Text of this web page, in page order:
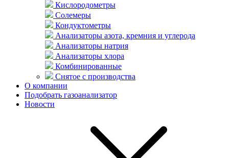
Кислородометры
Солемеры
Кондуктометры
Анализаторы азота, кремния и углерода
Анализаторы натрия
Анализаторы хлора
Комбинированные
Снятое с производства
О компании
Подобрать газоанализатор
Новости